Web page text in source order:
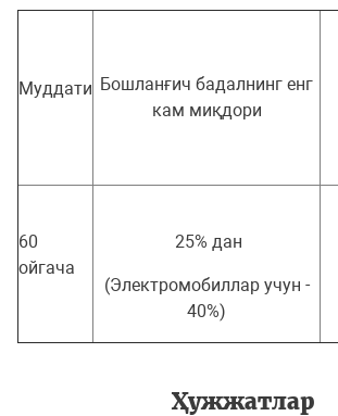
Муддати Бошланғич бадалнинг енг
кам миқдори
60
ойгача
25% дан
(Электромобиллар учун -
40%)
Ҳужжатлар